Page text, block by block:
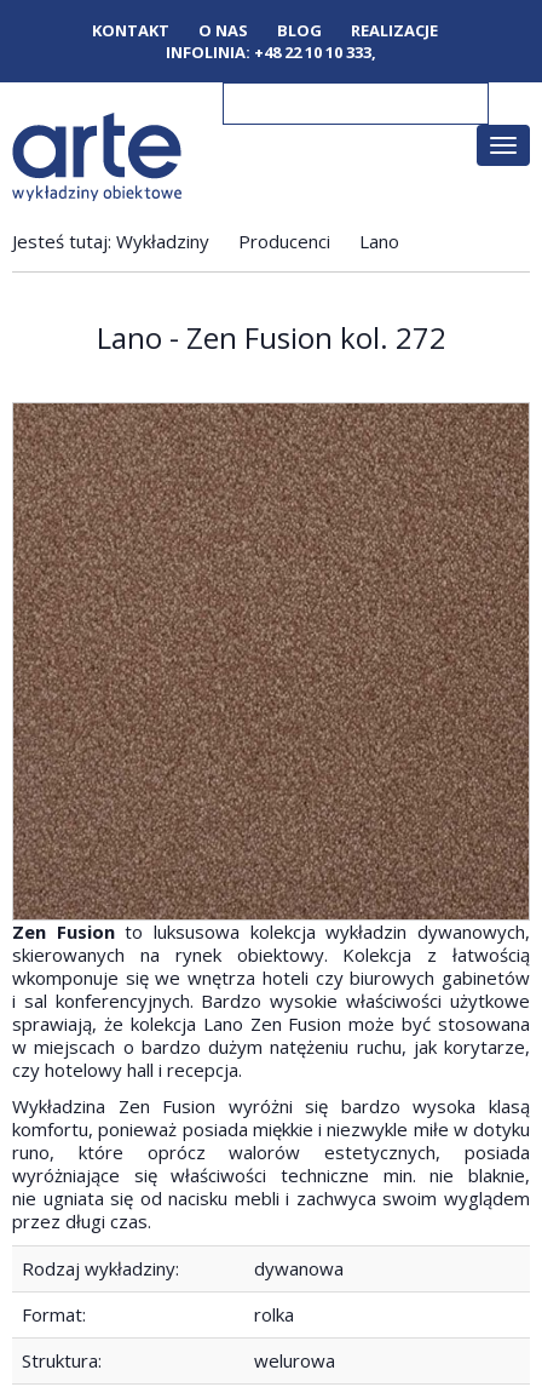
KONTAKT O NAS BLOG
REALIZACJE
INFOLINIA: +48 22 10 10 333,
Jesteś tutaj: Wykładziny Producenci Lano
Lano - Zen Fusion kol. 272
Zen Fusionto luksusowa kolekcja wykładzin dywanowych,
skierowanych na rynek obiektowy. Kolekcja z łatwością
wkomponuje się we wnętrza hoteli czy biurowych gabinetów
i sal konferencyjnych. Bardzo wysokie właściwości użytkowe
sprawiają, że kolekcja Lano Zen Fusion może być stosowana
w miejscach o bardzo dużym natężeniu ruchu, jak korytarze,
czy hotelowy hall i recepcja.
Wykładzina Zen Fusion wyróżni się bardzo wysoka klasą
komfortu, ponieważ posiada miękkie i niezwykle miłe w dotyku
runo, które oprócz walorów estetycznych, posiada
wyróżniające się właściwości techniczne min. nie blaknie,
nie ugniata się od nacisku mebli i zachwyca swoim wyglądem
przez długi czas.
Rodzaj wykładziny:
dywanowa
Format:
rolka
Struktura:
welurowa